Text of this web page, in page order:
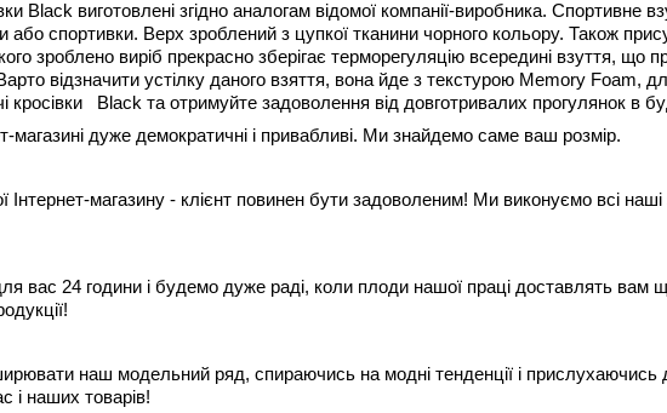
Black виготовлені згідно аналогам відомої компанії-виробника. Спортивне
або спортивки. Верх зроблений з цупкої тканини чорного кольору. Також
зроблено виріб прекрасно зберігає терморегуляцію всередині взуття, що
відзначити устілку даного взяття, вона йде з текстурою Memory
кросівки
Black та отримуйте задоволення від довготривалих прогулянок в
магазині дуже демократичні і привабливі. Ми знайдемо саме ваш розмір.
Інтернет-магазину - клієнт повинен бути задоволеним! Ми виконуємо всі
вас 24 години і будемо дуже раді, коли плоди нашої праці доставлять вам
наш модельний ряд, спираючись на модні тенденції і прислухаючись
і наших товарів!